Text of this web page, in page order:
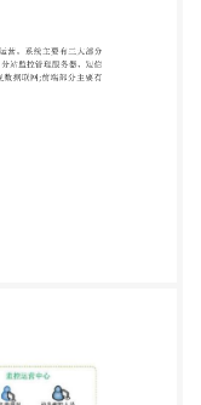
可提供语音输出
晶显示屏指示选
、按电量充电、
、过充、 过热和